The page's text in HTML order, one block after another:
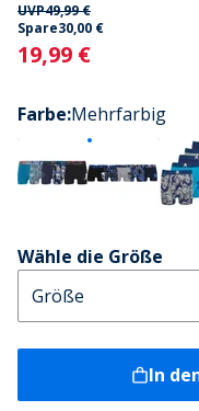
UVP49,99 €
Spare30,00 €
Current
19,99 €
Farbe:Mehrfarbig
Wähle die Größe
In